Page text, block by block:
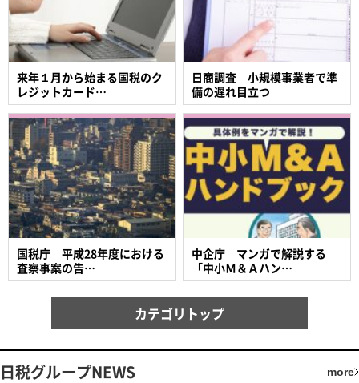
日商調査 小規模事業者で準
備の遅れ目立つ
来年１月から始まる国税のク
レジットカード…
中企庁 マンガで解説する
「中小Ｍ＆Ａハン…
国税庁 平成28年度における
査察事案の告…
カテゴリトップ
日税グループNEWS more